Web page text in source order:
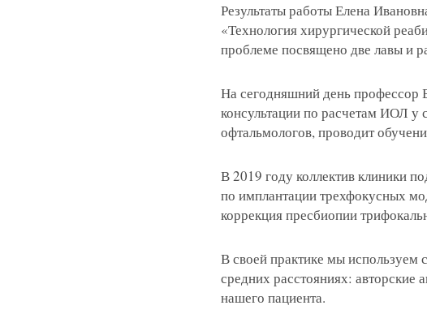
Результаты работы Елена
«Технология хирургической
проблеме посвящено две лавы и
На сегодняшний день профессор
консультации по расчетам ИОЛ у
офтальмологов, проводит
В 2019 году коллектив клиники
по имплантации трехфокусных
коррекция пресбиопии
В своей практике мы используем
средних расстояниях: авторские
нашего пациента.
Яндекс Google
Яндекс
Нажимая на кнопку «Отправить», вы
политикой конфиденциальности
Нажимая на кнопку «Отправить», вы
Я соглашаюсь на получение рассылки в
политикой конфиденциальности
Нажимая на кнопку «Отправить», вы
Я соглашаюсь на получение рассылки в
политикой конфиденциальности
Нажимая на кнопку «Отправить», вы
политикой конфиденциальности
Нажимая на кнопку «Отправить», вы
Я соглашаюсь на получение рассылки в